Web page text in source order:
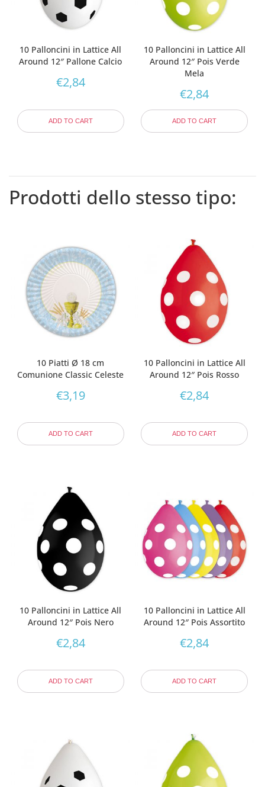
10 Palloncini in Lattice All
Around 12″ Pallone Calcio
€2,84
ADD TO CART
10 Palloncini in Lattice All
Around 12″ Pois Verde
Mela
€2,84
ADD TO CART
Prodotti dello stesso tipo:
10 Piatti Ø 18 cm
Comunione Classic Celeste
€3,19
ADD TO CART
10 Palloncini in Lattice All
Around 12″ Pois Rosso
€2,84
ADD TO CART
10 Palloncini in Lattice All
Around 12″ Pois Nero
€2,84
ADD TO CART
10 Palloncini in Lattice All
Around 12″ Pois Assortito
€2,84
ADD TO CART